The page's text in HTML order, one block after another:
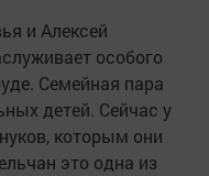
и Алексей
особого
Семейная пара
детей. Сейчас у
которым они
это одна из